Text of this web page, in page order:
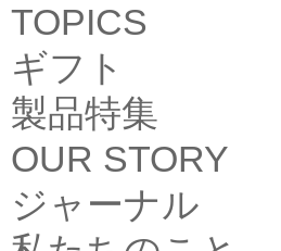
TOPICS
ギフト
製品特集
OUR STORY
ジャーナル